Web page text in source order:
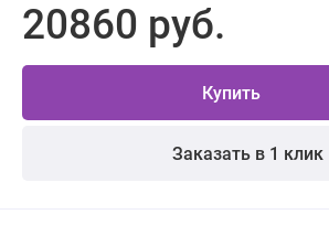
20860 руб.
Купить
Заказать в 1 клик